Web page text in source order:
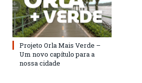
Projeto Orla Mais Verde –
Um novo capítulo para a
nossa cidade